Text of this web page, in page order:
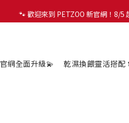
🐾 歡迎來到 PETZOO 新官網！8/
🐾 歡迎來到 PETZOO 新官網！8/
✨【
官網全面升級💫 乾濕換餵靈活搭配